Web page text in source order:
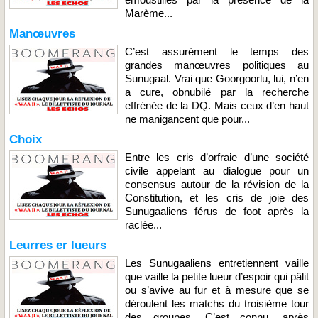
Marème...
Manœuvres
C’est assurément le temps des
grandes manœuvres politiques au
Sunugaal. Vrai que Goorgoorlu, lui, n’en
a cure, obnubilé par la recherche
effrénée de la DQ. Mais ceux d’en haut
ne manigancent que pour...
Choix
Entre les cris d’orfraie d’une société
civile appelant au dialogue pour un
consensus autour de la révision de la
Constitution, et les cris de joie des
Sunugaaliens férus de foot après la
raclée...
Leurres er lueurs
Les Sunugaaliens entretiennent vaille
que vaille la petite lueur d’espoir qui pâlit
ou s’avive au fur et à mesure que se
déroulent les matchs du troisième tour